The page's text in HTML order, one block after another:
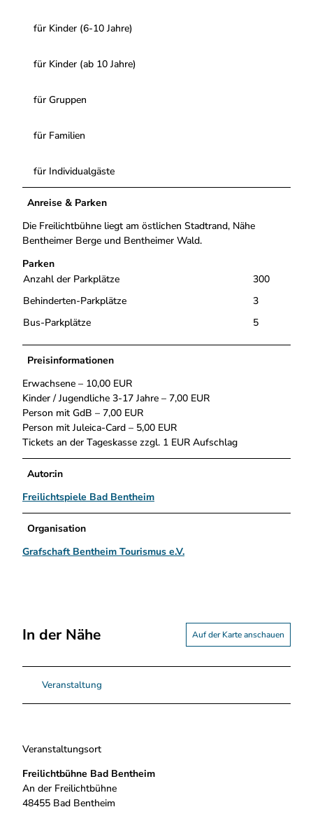
für Kinder (6-10 Jahre)
für Kinder (ab 10 Jahre)
für Gruppen
für Familien
für Individualgäste
Anreise & Parken
Die Freilichtbühne liegt am östlichen Stadtrand, Nähe
Bentheimer Berge und Bentheimer Wald.
Parken
Anzahl der Parkplätze
300
Behinderten-Parkplätze
3
Bus-Parkplätze
5
Preisinformationen
Erwachsene – 10,00 EUR
Kinder / Jugendliche 3-17 Jahre – 7,00 EUR
Person mit GdB – 7,00 EUR
Person mit Juleica-Card – 5,00 EUR
Tickets an der Tageskasse zzgl. 1 EUR Aufschlag
Autor:in
Freilichtspiele Bad Bentheim
Organisation
Grafschaft Bentheim Tourismus e.V.
In der Nähe Auf der Karte anschauen
Veranstaltung
Veranstaltungsort
Freilichtbühne Bad Bentheim
An der Freilichtbühne
48455 Bad Bentheim